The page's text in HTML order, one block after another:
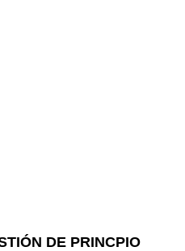
DE PRINCPIO